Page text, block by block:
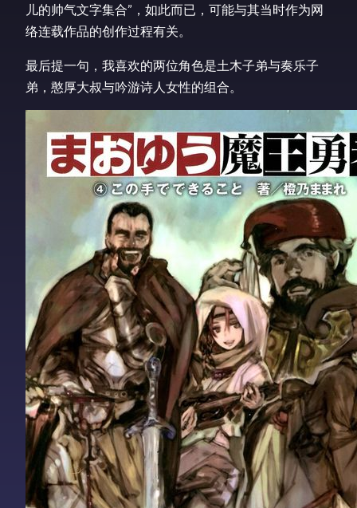
儿的帅气文字集合”，如此而已，可能与其当时作为网
络连载作品的创作过程有关。
最后提一句，我喜欢的两位角色是土木子弟与奏乐子
弟，憨厚大叔与吟游诗人女性的组合。